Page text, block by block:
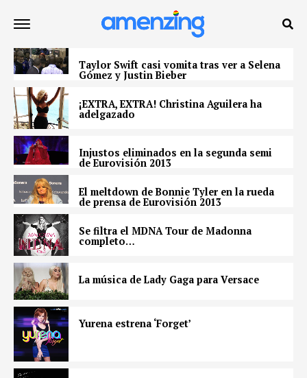
Taylor Swift casi vomita tras ver a Selena
Gómez y Justin Bieber
¡EXTRA, EXTRA! Christina Aguilera ha
adelgazado
Injustos eliminados en la segunda semi
de Eurovisión 2013
El meltdown de Bonnie Tyler en la rueda
de prensa de Eurovisión 2013
Se filtra el MDNA Tour de Madonna
completo…
La música de Lady Gaga para Versace
Yurena estrena ‘Forget’